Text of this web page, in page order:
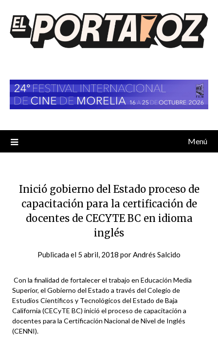
contenido
Menú
Inició gobierno del Estado proceso de
capacitación para la certificación de
docentes de CECYTE BC en idioma
inglés
Publicada el 5 abril, 2018 porAndrés Salcido
Con la finalidad de fortalecer el trabajo en Educación Media
Superior, el Gobierno del Estado a través del Colegio de
Estudios Científicos y Tecnológicos del Estado de Baja
California (CECyTE BC) inició el proceso de capacitación a
docentes para la Certificación Nacional de Nivel de Inglés
(CENNI).